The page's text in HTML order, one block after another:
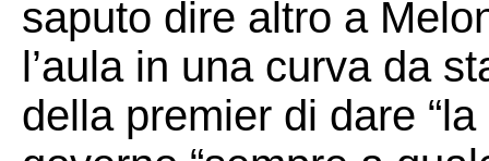
saputo dire altro a
l’aula in una curva da
della premier di dare